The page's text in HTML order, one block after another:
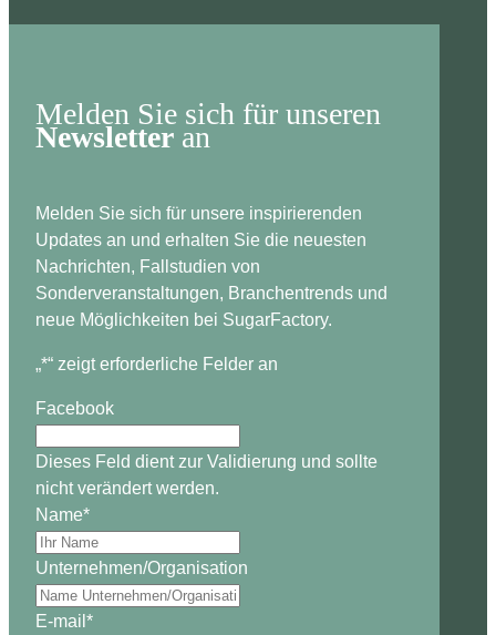
Melden Sie sich für unseren
Newsletter an
Melden Sie sich für unsere inspirierenden
Updates an und erhalten Sie die neuesten
Nachrichten, Fallstudien von
Sonderveranstaltungen, Branchentrends und
neue Möglichkeiten bei SugarFactory.
„*“ zeigt erforderliche Felder an
Facebook
Dieses Feld dient zur Validierung und sollte
nicht verändert werden.
Name*
Unternehmen/Organisation
E-mail *